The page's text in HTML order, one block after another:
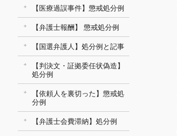
【医療過誤事件】懲戒処分例
【弁護士報酬】 懲戒処分例
【国選弁護人】処分例と記事
【判決文・証拠委任状偽造】
処分例
【依頼人を裏切った】懲戒処
分例
【弁護士会費滞納】処分例